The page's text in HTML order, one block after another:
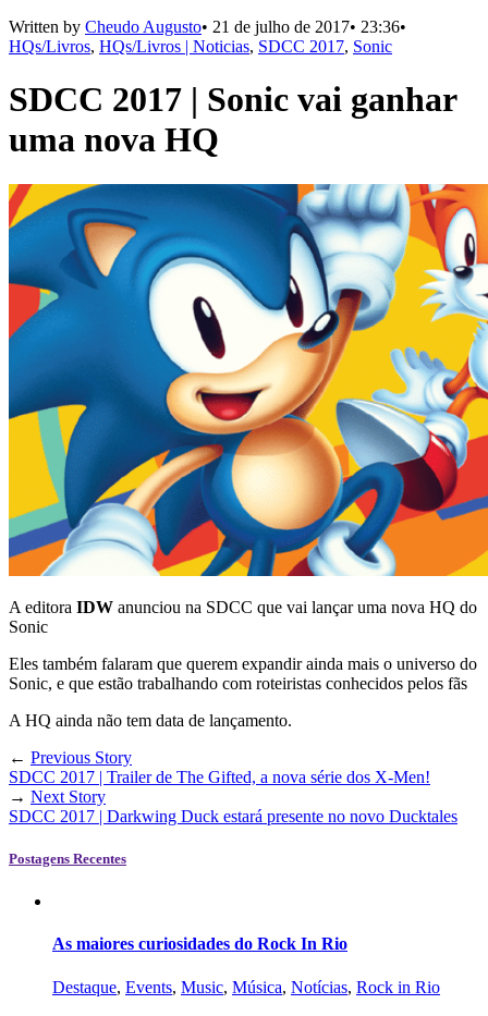
Written by Cheudo Augusto• 21 de julho de 2017• 23:36•
HQs/Livros, HQs/Livros | Noticias, SDCC 2017, Sonic
SDCC 2017 | Sonic vai ganhar
uma nova HQ
A editora IDW anunciou na SDCC que vai lançar uma nova HQ do
Sonic
Eles também falaram que querem expandir ainda mais o universo do
Sonic, e que estão trabalhando com roteiristas conhecidos pelos fãs
A HQ ainda não tem data de lançamento.
← Previous Story
SDCC 2017 | Trailer de The Gifted, a nova série dos X-Men!
→ Next Story
SDCC 2017 | Darkwing Duck estará presente no novo Ducktales
Postagens Recentes
As maiores curiosidades do Rock In Rio
Destaque, Events, Music, Música, Notícias, Rock in Rio